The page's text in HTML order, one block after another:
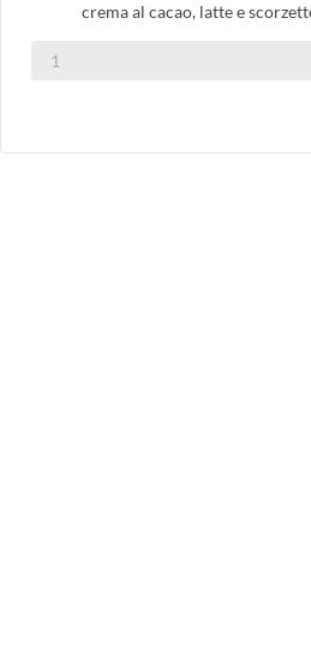
crema al cacao, latte e